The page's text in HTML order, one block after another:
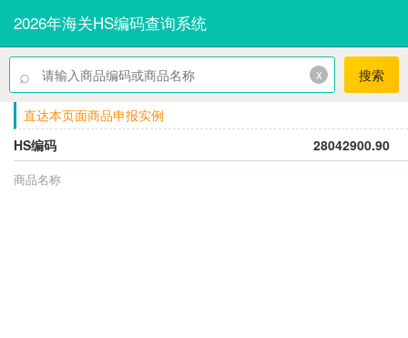
2026年海关HS编码查询系统
⌕ x 搜索
直达本页面商品申报实例
HS编码
28042900.90
商品名称